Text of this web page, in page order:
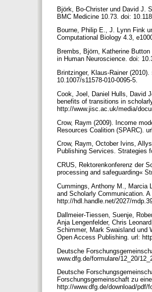
Björk, Bo-Christer und David J.
BMC Medicine 10.73. doi:
Bourne, Philip E., J. Lynn Fink
Computational Biology 4.3,
Brembs, Björn, Katherine
in Human Neuroscience. doi:
Brintzinger, Klaus-Rainer
10.1007/s11578-010-0095-5.
Cook, Joel, Daniel Hulls, David
benefits of transitions in
http://www.jisc.ac.uk/media/
Crow, Raym (2009). Income
Resources Coalition (SPARC).
Crow, Raym, October Ivins,
Publishing Services. Strategies
CRUS, Rektorenkonferenz der
processing and safeguarding«
Cummings, Anthony M., Marcia
and Scholarly Communication.
http://hdl.handle.net/2027/
Dallmeier-Tiessen, Suenje,
Anja Lengenfelder, Chris
Schimmer, Mark Swaisland und
Open Access Publishing. url:
Deutsche
www.dfg.de/formulare/12_20/
Deutsche
Forschungsgemeinschaft zu
http://www.dfg.de/download/